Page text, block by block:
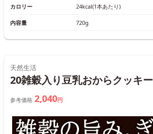
カロリー 24kcal(1本あたり)
内容量 720g
天然生活
20雑穀入り豆乳おからクッキー
参考価格 2,040円